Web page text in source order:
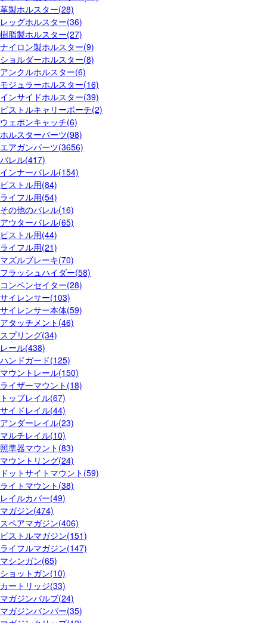
革製ホルスター(28)
レッグホルスター(36)
樹脂製ホルスター(27)
ナイロン製ホルスター(9)
ショルダーホルスター(8)
アンクルホルスター(6)
モジュラーホルスター(16)
インサイドホルスター(39)
ピストルキャリーポーチ(2)
ウェポンキャッチ(6)
ホルスターパーツ(98)
エアガンパーツ(3656)
バレル(417)
インナーバレル(154)
ピストル用(84)
ライフル用(54)
その他のバレル(16)
アウターバレル(65)
ピストル用(44)
ライフル用(21)
マズルブレーキ(70)
フラッシュハイダー(58)
コンペンセイター(28)
サイレンサー(103)
サイレンサー本体(59)
アタッチメント(46)
スプリング(34)
レール(438)
ハンドガード(125)
マウントレール(150)
ライザーマウント(18)
トップレイル(67)
サイドレイル(44)
アンダーレイル(23)
マルチレイル(10)
照準器マウント(83)
マウントリング(24)
ドットサイトマウント(59)
ライトマウント(38)
レイルカバー(49)
マガジン(474)
スペアマガジン(406)
ピストルマガジン(151)
ライフルマガジン(147)
マシンガン(65)
ショットガン(10)
カートリッジ(33)
マガジンバルブ(24)
マガジンバンパー(35)